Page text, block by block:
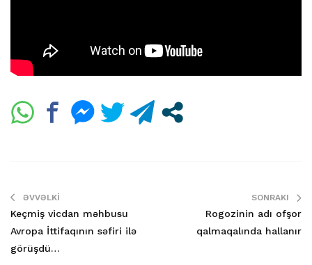
ƏVVƏLKI
Keçmiş vicdan məhbusu
Avropa İttifaqının səfiri ilə
görüşdü…
SONRAKI
Rogozinin adı ofşor
qalmaqalında hallanır